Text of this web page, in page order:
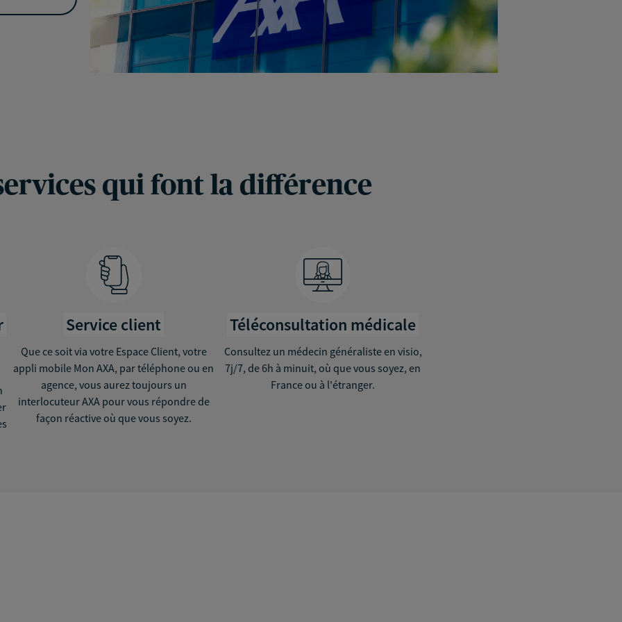
qui font la différence
Service client
Que ce soit via votre Espace Client, votre
appli mobile Mon AXA, par téléphone ou en
agence, vous aurez toujours un
interlocuteur AXA pour vous répondre de
façon réactive où que vous soyez.
Téléconsultation médicale
Consultez un médecin généraliste en visio,
7j/7, de 6h à minuit, où que vous soyez, en
France ou à l'étranger.